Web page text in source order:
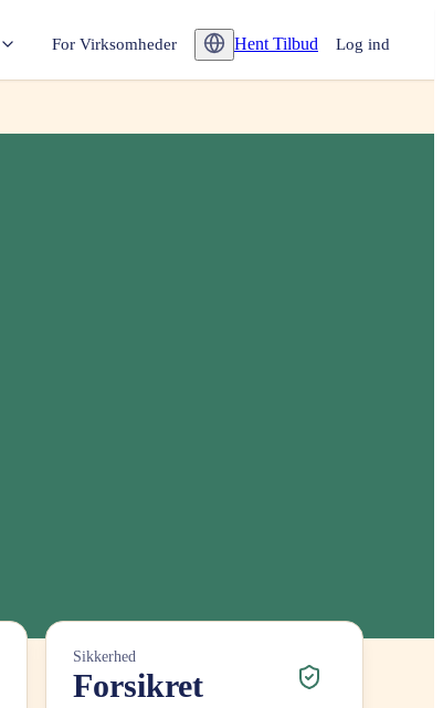
For Virksomheder Hent Tilbud Log ind
Sikkerhed
Forsikret